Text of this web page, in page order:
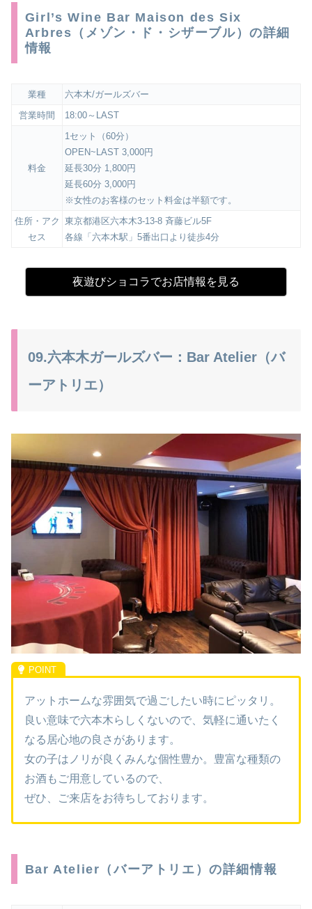
Girl’s Wine Bar Maison des Six
Arbres（メゾン・ド・シザーブル）の詳細
情報
業種
六本木/ガールズバー
営業時間
18:00～LAST
料金
1セット（60分）
OPEN~LAST 3,000円
延長30分 1,800円
延長60分 3,000円
※女性のお客様のセット料金は半額です。
住所・アク
セス
東京都港区六本木3-13-8 斉藤ビル5F
各線「六本木駅」5番出口より徒歩4分
夜遊びショコラでお店情報を見る
09.六本木ガールズバー：Bar Atelier（バ
ーアトリエ）
アットホームな雰囲気で過ごしたい時にピッタリ。
良い意味で六本木らしくないので、気軽に通いたく
なる居心地の良さがあります。
女の子はノリが良くみんな個性豊か。豊富な種類の
お酒もご用意しているので、
ぜひ、ご来店をお待ちしております。
Bar Atelier（バーアトリエ）の詳細情報